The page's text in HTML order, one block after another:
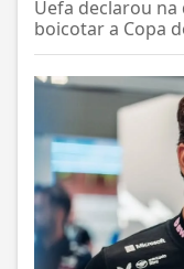
Uefa declarou
boicotar a Copa